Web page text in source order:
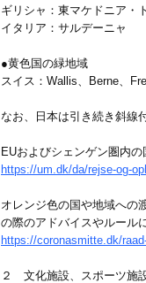
ギリシャ：東マケドニア・
イタリア：サルデーニャ
●黄色国の緑地域
スイス：Wallis、Berne、
なお、日本は引き続き斜線
EUおよびシェンゲン圏内
https://um.dk/da/rejse-og-
オレンジ色の国や地域への
の際のアドバイスやルール
https://coronasmitte.dk/
２ 文化施設、スポーツ施